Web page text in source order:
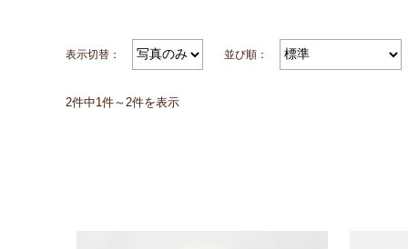
表示切替： 並び順：
2件中1件～2件を表示